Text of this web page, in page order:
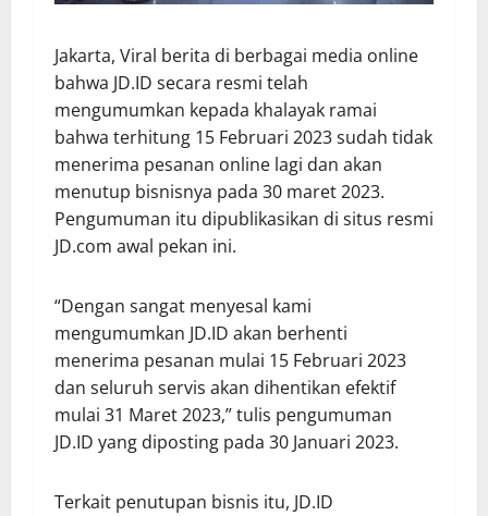
Jakarta, Viral berita di berbagai media online
bahwa JD.ID secara resmi telah
mengumumkan kepada khalayak ramai
bahwa terhitung 15 Februari 2023 sudah tidak
menerima pesanan online lagi dan akan
menutup bisnisnya pada 30 maret 2023.
Pengumuman itu dipublikasikan di situs resmi
JD.com awal pekan ini.
“Dengan sangat menyesal kami
mengumumkan JD.ID akan berhenti
menerima pesanan mulai 15 Februari 2023
dan seluruh servis akan dihentikan efektif
mulai 31 Maret 2023,” tulis pengumuman
JD.ID yang diposting pada 30 Januari 2023.
Terkait penutupan bisnis itu, JD.ID